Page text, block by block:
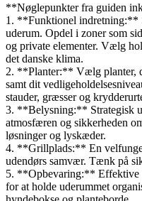
**Nøglepunkter fra guiden
1. **Funktionel indretning:**
uderum. Opdel i zoner som
og private elementer. Vælg
det danske klima.
2. **Planter:** Vælg planter,
samt dit
stauder, græsser og
3. **Belysning:** Strategisk
atmosfæren og sikkerheden
løsninger og lyskæder.
4. **Grillplads:** En
udendørs samvær. Tænk på
5. **Opbevaring:** Effektive
for at holde uderummet